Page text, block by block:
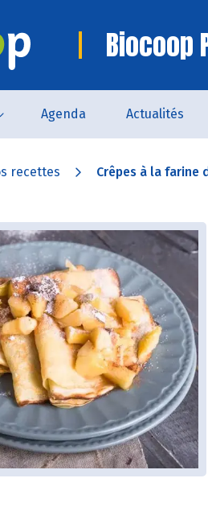
Biocoop
Agenda Actualités
recettes Crêpes à la farine